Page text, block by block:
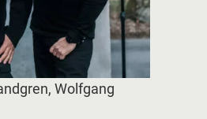
Wolfgang